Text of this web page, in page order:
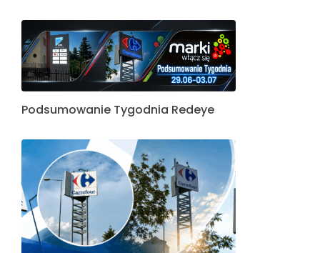
Podsumowanie Tygodnia Redeye